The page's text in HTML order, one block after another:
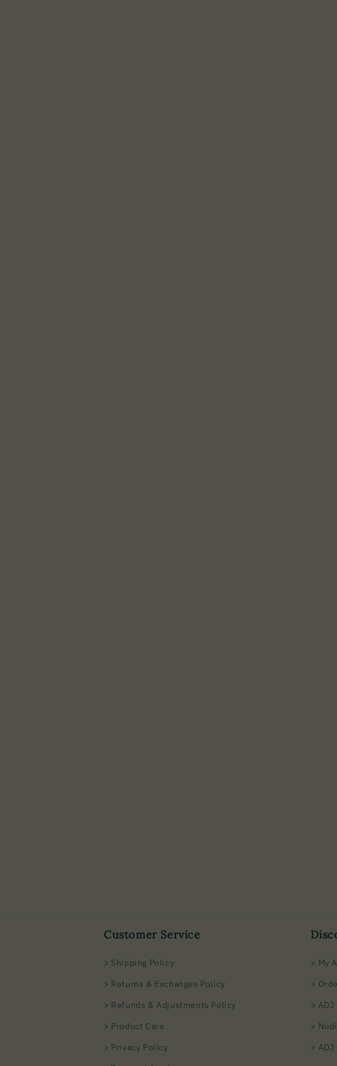
Customer Service
> Shipping Policy
> Returns & Exchanges Policy
> Refunds & Adjustments Policy
> Product Care
> Privacy Policy
> My
>
>
>
>